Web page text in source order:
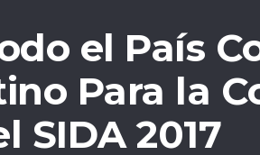
el País
Para la
SIDA 2017